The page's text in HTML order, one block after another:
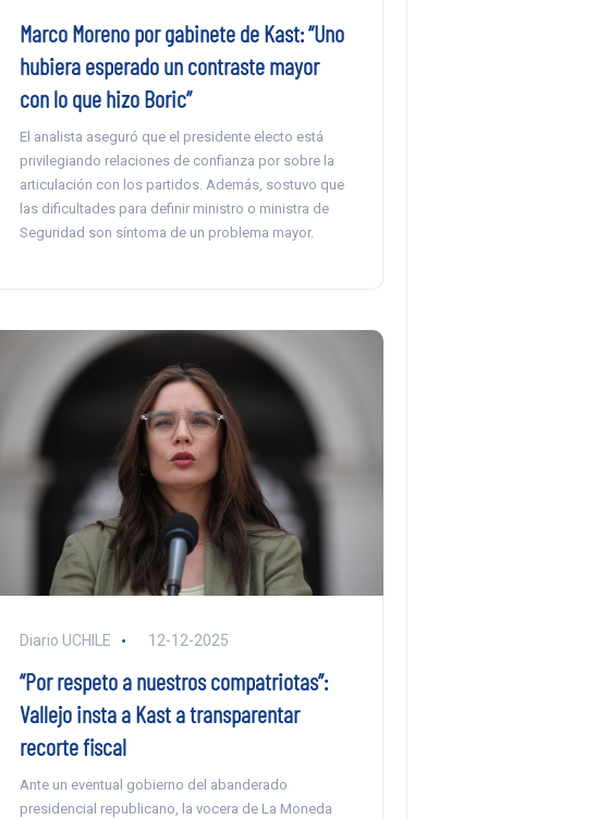
Marco Moreno por gabinete de Kast: “Uno
hubiera esperado un contraste mayor
con lo que hizo Boric”
El analista aseguró que el presidente electo está
privilegiando relaciones de confianza por sobre la
articulación con los partidos. Además, sostuvo que
las dificultades para definir ministro o ministra de
Seguridad son síntoma de un problema mayor.
Diario UCHILE 12-12-2025
“Por respeto a nuestros compatriotas”:
Vallejo insta a Kast a transparentar
recorte fiscal
Ante un eventual gobierno del abanderado
presidencial republicano, la vocera de La Moneda